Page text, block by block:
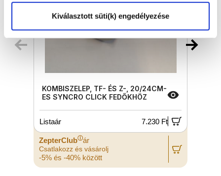
Kiválasztott süti(k) engedélyezése
KOMBISZELEP, TF- ÉS Z-, 20/24CM-
ES SYNCRO CLICK FEDŐKHÖZ
Listaár 7.230 Ft
ZepterClubⓘár
Csatlakozz és vásárolj
-5% és -40% között